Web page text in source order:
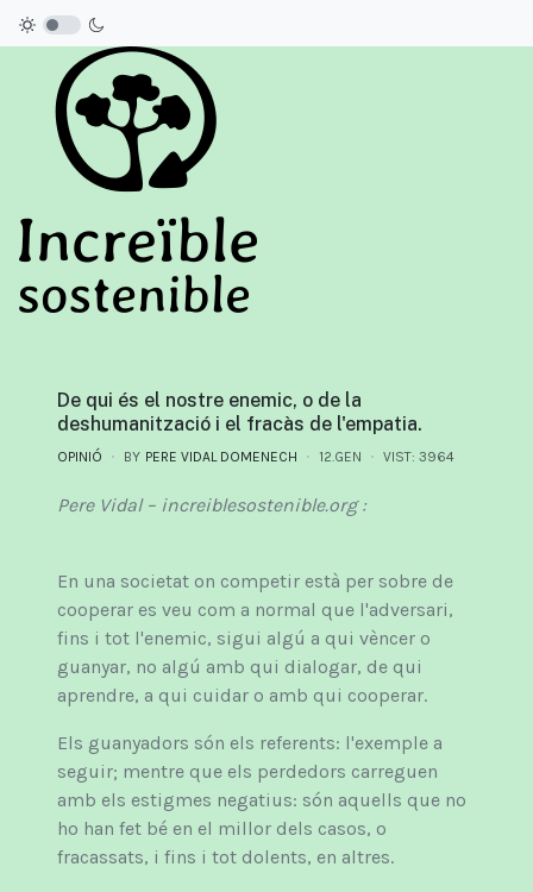
De qui és el nostre enemic, o de la
deshumanització i el fracàs de l'empatia.
OPINIÓ BY PERE VIDAL DOMENECH 12.GEN VIST: 3964
Pere Vidal – increiblesostenible.org :
En una societat on competir està per sobre de
cooperar es veu com a normal que l'adversari,
fins i tot l'enemic, sigui algú a qui vèncer o
guanyar, no algú amb qui dialogar, de qui
aprendre, a qui cuidar o amb qui cooperar.
Els guanyadors són els referents: l'exemple a
seguir; mentre que els perdedors carreguen
amb els estigmes negatius: són aquells que no
ho han fet bé en el millor dels casos, o
fracassats, i fins i tot dolents, en altres.